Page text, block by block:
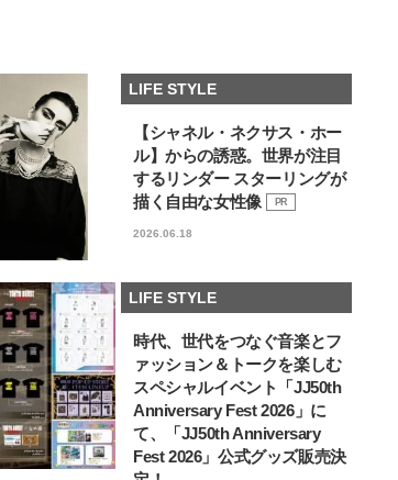
LIFE STYLE
【シャネル・ネクサス・ホー
ル】からの誘惑。世界が注目
するリンダー スターリングが
描く自由な女性像
PR
2026.06.18
LIFE STYLE
時代、世代をつなぐ音楽とフ
ァッション＆トークを楽しむ
スペシャルイベント「JJ50th
Anniversary Fest 2026」に
て、「JJ50th Anniversary
Fest 2026」公式グッズ販売決
】ビューテ
気に入り
坂萌香の
でも、いち
ーティ＆
〉
ク見習
見しま
。っ
かせない、
れる透明感
「JJモデルオーディション
2027」が募集開始！ 予選ブロッ
「新システム」に変わります
2026.08.03
【元之介＆小西詠斗】ドラマ「席
替えしたら、どうやら後ろの男が
どうやら俺のこと好きらしい」放
2026.08.05
バー独占インタビュー②／金子玄
矢「感情をズバーッと言葉にでき
【AEN／エイエン】注目の日韓新
人ボーイズグループが始動！ デビ
ュー目前のフレッシュな面々を独
占インタビュー。7人の魅力に迫
ります♪
2026.07.23
LIFE STYLE